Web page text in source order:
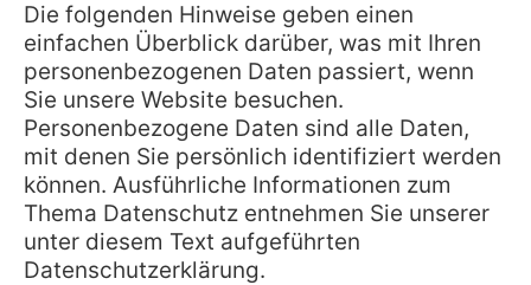
Die folgenden Hinweise geben einen
einfachen Überblick darüber, was mit Ihren
personenbezogenen Daten passiert, wenn
Sie unsere Website besuchen.
Personenbezogene Daten sind alle Daten,
mit denen Sie persönlich identifiziert werden
können. Ausführliche Informationen zum
Thema Datenschutz entnehmen Sie unserer
unter diesem Text aufgeführten
Datenschutzerklärung.